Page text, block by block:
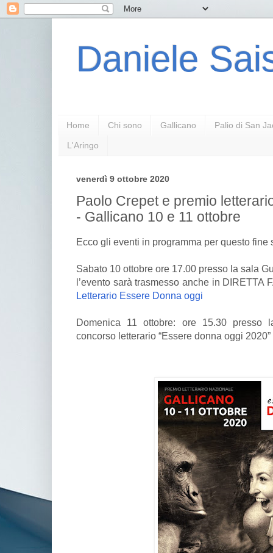
Daniele
Home Chi sono Gallicano Palio di San
L'Aringo
venerdì 9 ottobre 2020
Paolo Crepet e premio
- Gallicano 10 e 11 ottobre
Ecco gli eventi in programma per questo
Sabato 10 ottobre ore 17.00 presso la sala
l’evento sarà trasmesso anche in DIRETTA
Letterario Essere Donna oggi
Domenica 11 ottobre: ore 15.30 presso
concorso letterario “Essere donna oggi